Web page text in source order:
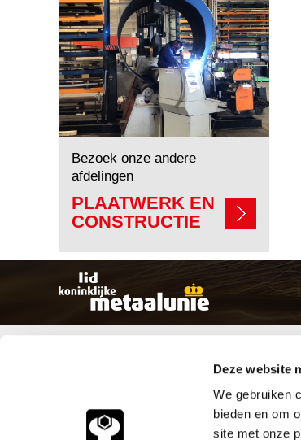
Deze website
We gebruiken
bieden en om
site met onze
Bezoek onze andere
afdelingen
PLAATWERK EN
CONSTRUCTIE
Klantenservice
Aandrijftechniek
Bevestigings
Hydrauliek